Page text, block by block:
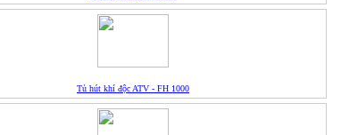
Tủ hút khí độc ATV - FH 1000